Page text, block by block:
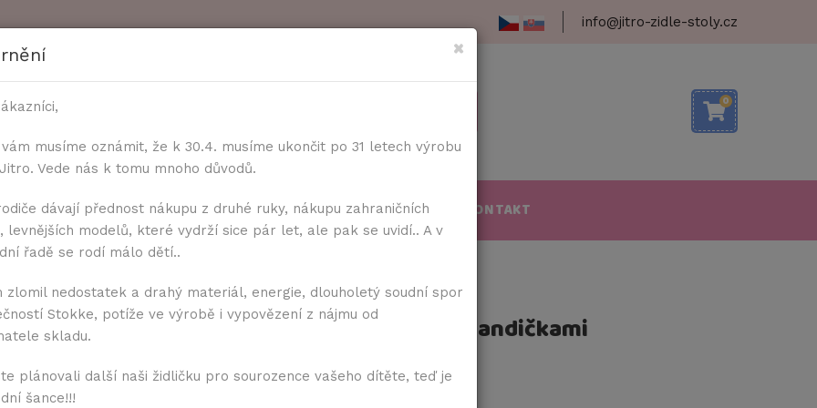
info@jitro-zidle-stoly.cz
0
ČASTÉ DOTAZY KE STAŽENÍ ZAKÁZKOVÁ VÝROBA KONTAKT
kšandičkami
Vatelínové kalhotky s kšandičkami
×
musíme oznámit, že k 30.4. musíme ukončit po 31 letech výrobu
Vede nás k tomu mnoho důvodů.
dávají přednost nákupu z druhé ruky, nákupu zahraničních
levnějších modelů, které vydrží sice pár let, ale pak se uvidí.. A v
řadě se rodí málo dětí..
zlomil nedostatek a drahý materiál, energie, dlouholetý soudní spor
Stokke, potíže ve výrobě i vypovězení z nájmu od
skladu.
plánovali další naši židličku pro sourozence vašeho dítěte, teď je
šance!!!